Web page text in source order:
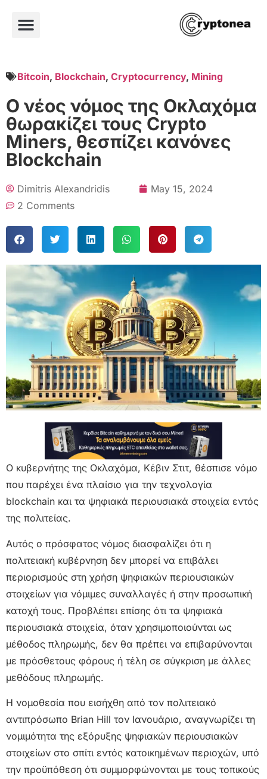
Bitcoin, Blockchain, Cryptocurrency, Mining
Ο νέος νόμος της Οκλαχόμα
θωρακίζει τους Crypto
Miners, θεσπίζει κανόνες
Blockchain
Dimitris Alexandridis
May 15, 2024
2 Comments
Ο κυβερνήτης της Οκλαχόμα, Κέβιν Στιτ, θέσπισε νόμο
που παρέχει ένα πλαίσιο για την τεχνολογία
blockchain και τα ψηφιακά περιουσιακά στοιχεία εντός
της πολιτείας.
Αυτός ο πρόσφατος νόμος διασφαλίζει ότι η
πολιτειακή κυβέρνηση δεν μπορεί να επιβάλει
περιορισμούς στη χρήση ψηφιακών περιουσιακών
στοιχείων για νόμιμες συναλλαγές ή στην προσωπική
κατοχή τους. Προβλέπει επίσης ότι τα ψηφιακά
περιουσιακά στοιχεία, όταν χρησιμοποιούνται ως
μέθοδος πληρωμής, δεν θα πρέπει να επιβαρύνονται
με πρόσθετους φόρους ή τέλη σε σύγκριση με άλλες
μεθόδους πληρωμής.
Η νομοθεσία που εισήχθη από τον πολιτειακό
αντιπρόσωπο Brian Hill τον Ιανουάριο, αναγνωρίζει τη
νομιμότητα της εξόρυξης ψηφιακών περιουσιακών
στοιχείων στο σπίτι εντός κατοικημένων περιοχών, υπό
την προϋπόθεση ότι συμμορφώνονται με τους τοπικούς